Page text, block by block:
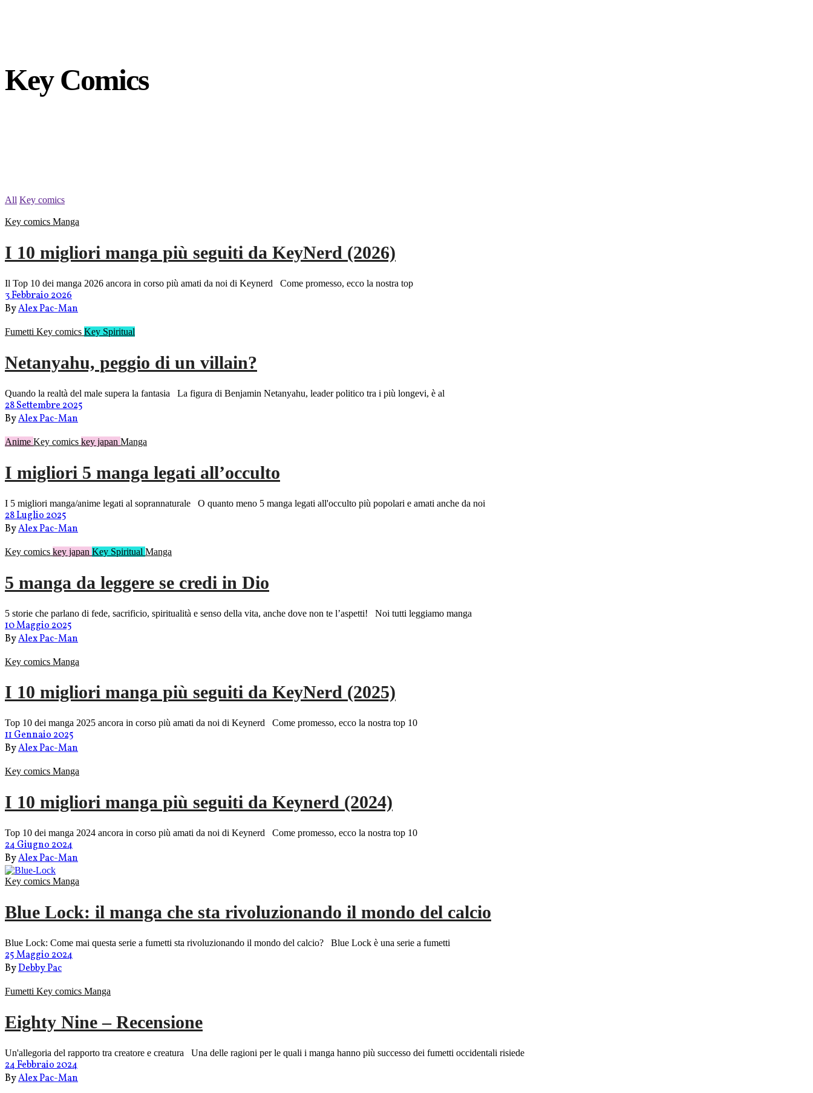
Key Comics
All Key comics
Key comics Manga
I 10 migliori manga più seguiti da KeyNerd (2026)
Il Top 10 dei manga 2026 ancora in corso più amati da noi di Keynerd Come promesso, ecco la nostra top
3 Febbraio 2026
ByAlex Pac-Man
Fumetti Key comics Key Spiritual
Netanyahu, peggio di un villain?
Quando la realtà del male supera la fantasia La figura di Benjamin Netanyahu, leader politico tra i più longevi, è al
28 Settembre 2025
ByAlex Pac-Man
Anime Key comics key japan Manga
I migliori 5 manga legati all’occulto
I 5 migliori manga/anime legati al soprannaturale O quanto meno 5 manga legati all'occulto più popolari e amati anche da noi
28 Luglio 2025
ByAlex Pac-Man
Key comics key japan Key Spiritual Manga
5 manga da leggere se credi in Dio
5 storie che parlano di fede, sacrificio, spiritualità e senso della vita, anche dove non te l’aspetti! Noi tutti leggiamo manga
10 Maggio 2025
ByAlex Pac-Man
Key comics Manga
I 10 migliori manga più seguiti da KeyNerd (2025)
Top 10 dei manga 2025 ancora in corso più amati da noi di Keynerd Come promesso, ecco la nostra top 10
11 Gennaio 2025
ByAlex Pac-Man
Key comics Manga
I 10 migliori manga più seguiti da Keynerd (2024)
Top 10 dei manga 2024 ancora in corso più amati da noi di Keynerd Come promesso, ecco la nostra top 10
24 Giugno 2024
ByAlex Pac-Man
Key comics Manga
Blue Lock: il manga che sta rivoluzionando il mondo del calcio
Blue Lock: Come mai questa serie a fumetti sta rivoluzionando il mondo del calcio? Blue Lock è una serie a fumetti
25 Maggio 2024
ByDebby Pac
Fumetti Key comics Manga
Eighty Nine – Recensione
Un'allegoria del rapporto tra creatore e creatura Una delle ragioni per le quali i manga hanno più successo dei fumetti occidentali risiede
24 Febbraio 2024
ByAlex Pac-Man